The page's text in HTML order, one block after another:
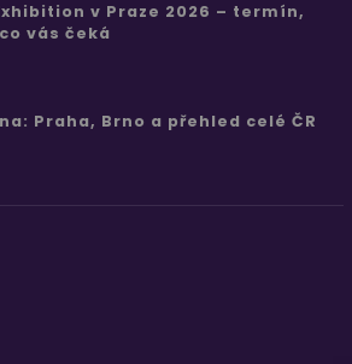
v Praze 2026 – termín,
vás čeká
Praha, Brno a přehled celé ČR